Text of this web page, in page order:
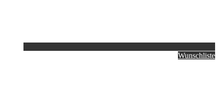
Wunschliste